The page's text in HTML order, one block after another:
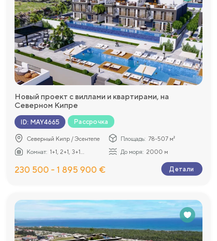
Новый проект с виллами и квартирами, на
Северном Кипре
ID: MAY4665 Рассрочка
Северный Кипр / Эсентепе Площадь: 78-507 м²
Комнат: 1+1, 2+1, 3+1... До моря: 2000 м
230 500 - 1 895 900 € Детали